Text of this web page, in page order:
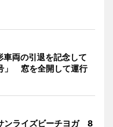
両の引退を記念して
」 窓を全開して運行
ンライズビーチヨガ 8